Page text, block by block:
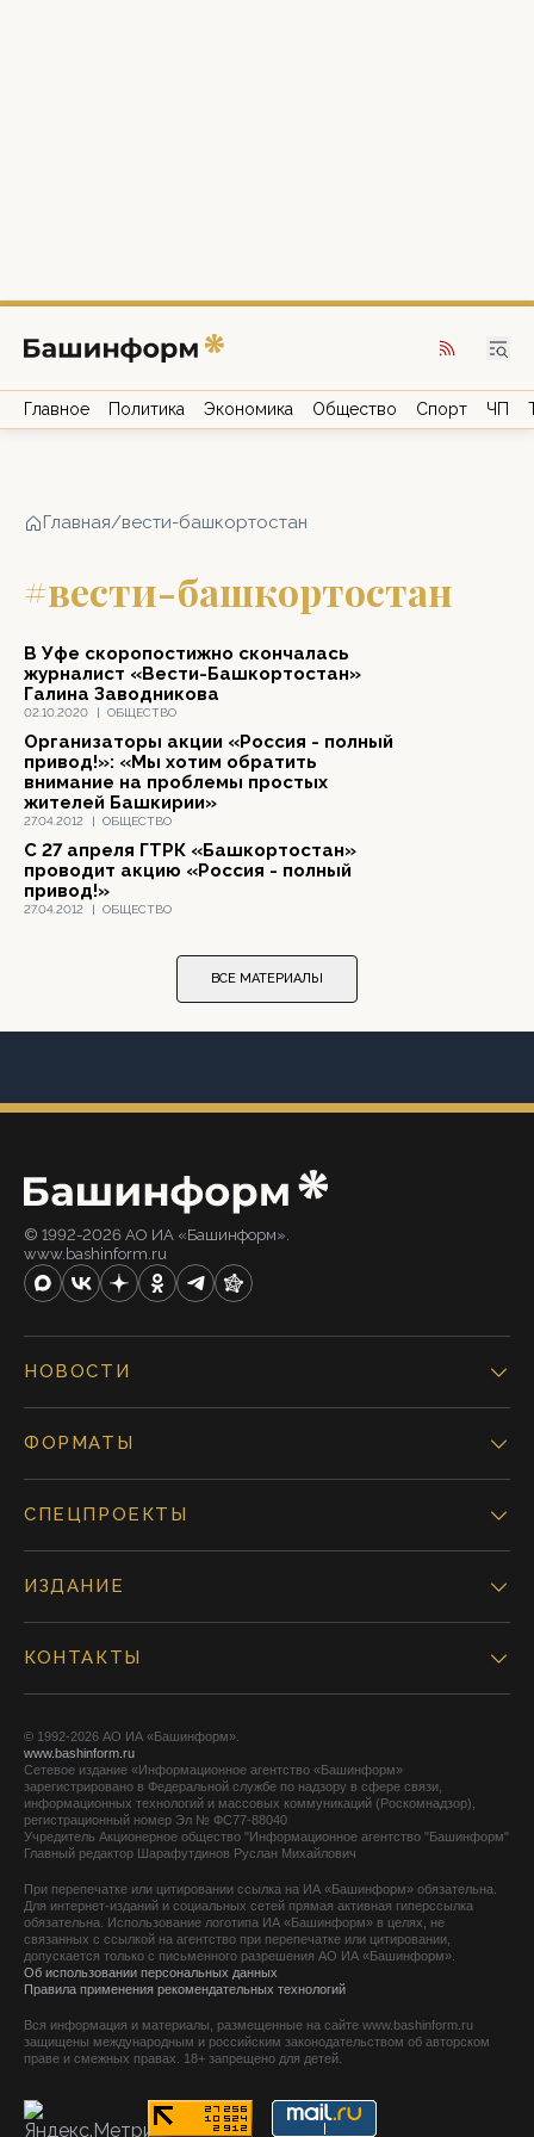
Главное Политика Экономика Общество Спорт ЧП
Главная/вести-башкортостан
#вести-башкортостан
02.10.2020 | ОБЩЕСТВО
В Уфе скоропостижно скончалась
журналист «Вести-Башкортостан»
Галина Заводникова
27.04.2012 | ОБЩЕСТВО
Организаторы акции «Россия - полный
привод!»: «Мы хотим обратить
внимание на проблемы простых
жителей Башкирии»
27.04.2012 | ОБЩЕСТВО
С 27 апреля ГТРК «Башкортостан»
проводит акцию «Россия - полный
привод!»
ВСЕ МАТЕРИАЛЫ
© 1992-2026 АО ИА «Башинформ».
www.bashinform.ru
НОВОСТИ
ФОРМАТЫ
СПЕЦПРОЕКТЫ
ИЗДАНИЕ
КОНТАКТЫ
© 1992-2026 АО ИА «Башинформ».
www.bashinform.ru
Сетевое издание «Информационное агентство «Башинформ»
зарегистрировано в Федеральной службе по надзору в сфере связи,
информационных технологий и массовых коммуникаций (Роскомнадзор),
регистрационный номер Эл № ФС77-88040
Учредитель Акционерное общество "Информационное агентство "Башинформ"
Главный редактор Шарафутдинов Руслан Михайлович
При перепечатке или цитировании ссылка на ИА «Башинформ» обязательна.
Для интернет-изданий и социальных сетей прямая активная гиперссылка
обязательна. Использование логотипа ИА «Башинформ» в целях, не
связанных с ссылкой на агентство при перепечатке или цитировании,
допускается только с письменного разрешения АО ИА «Башинформ».
Об использовании персональных данных
Правила применения рекомендательных технологий
Вся информация и материалы, размещенные на сайте www.bashinform.ru
защищены международным и российским законодательством об авторском
праве и смежных правах. 18+ запрещено для детей.